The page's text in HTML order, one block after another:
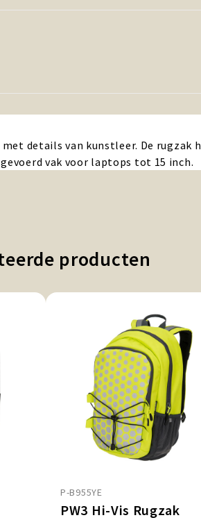
details van kunstleer. De rugzak
vak voor laptops tot 15 inch.
producten
P-B955YE
PW3 Hi-Vis Rugzak